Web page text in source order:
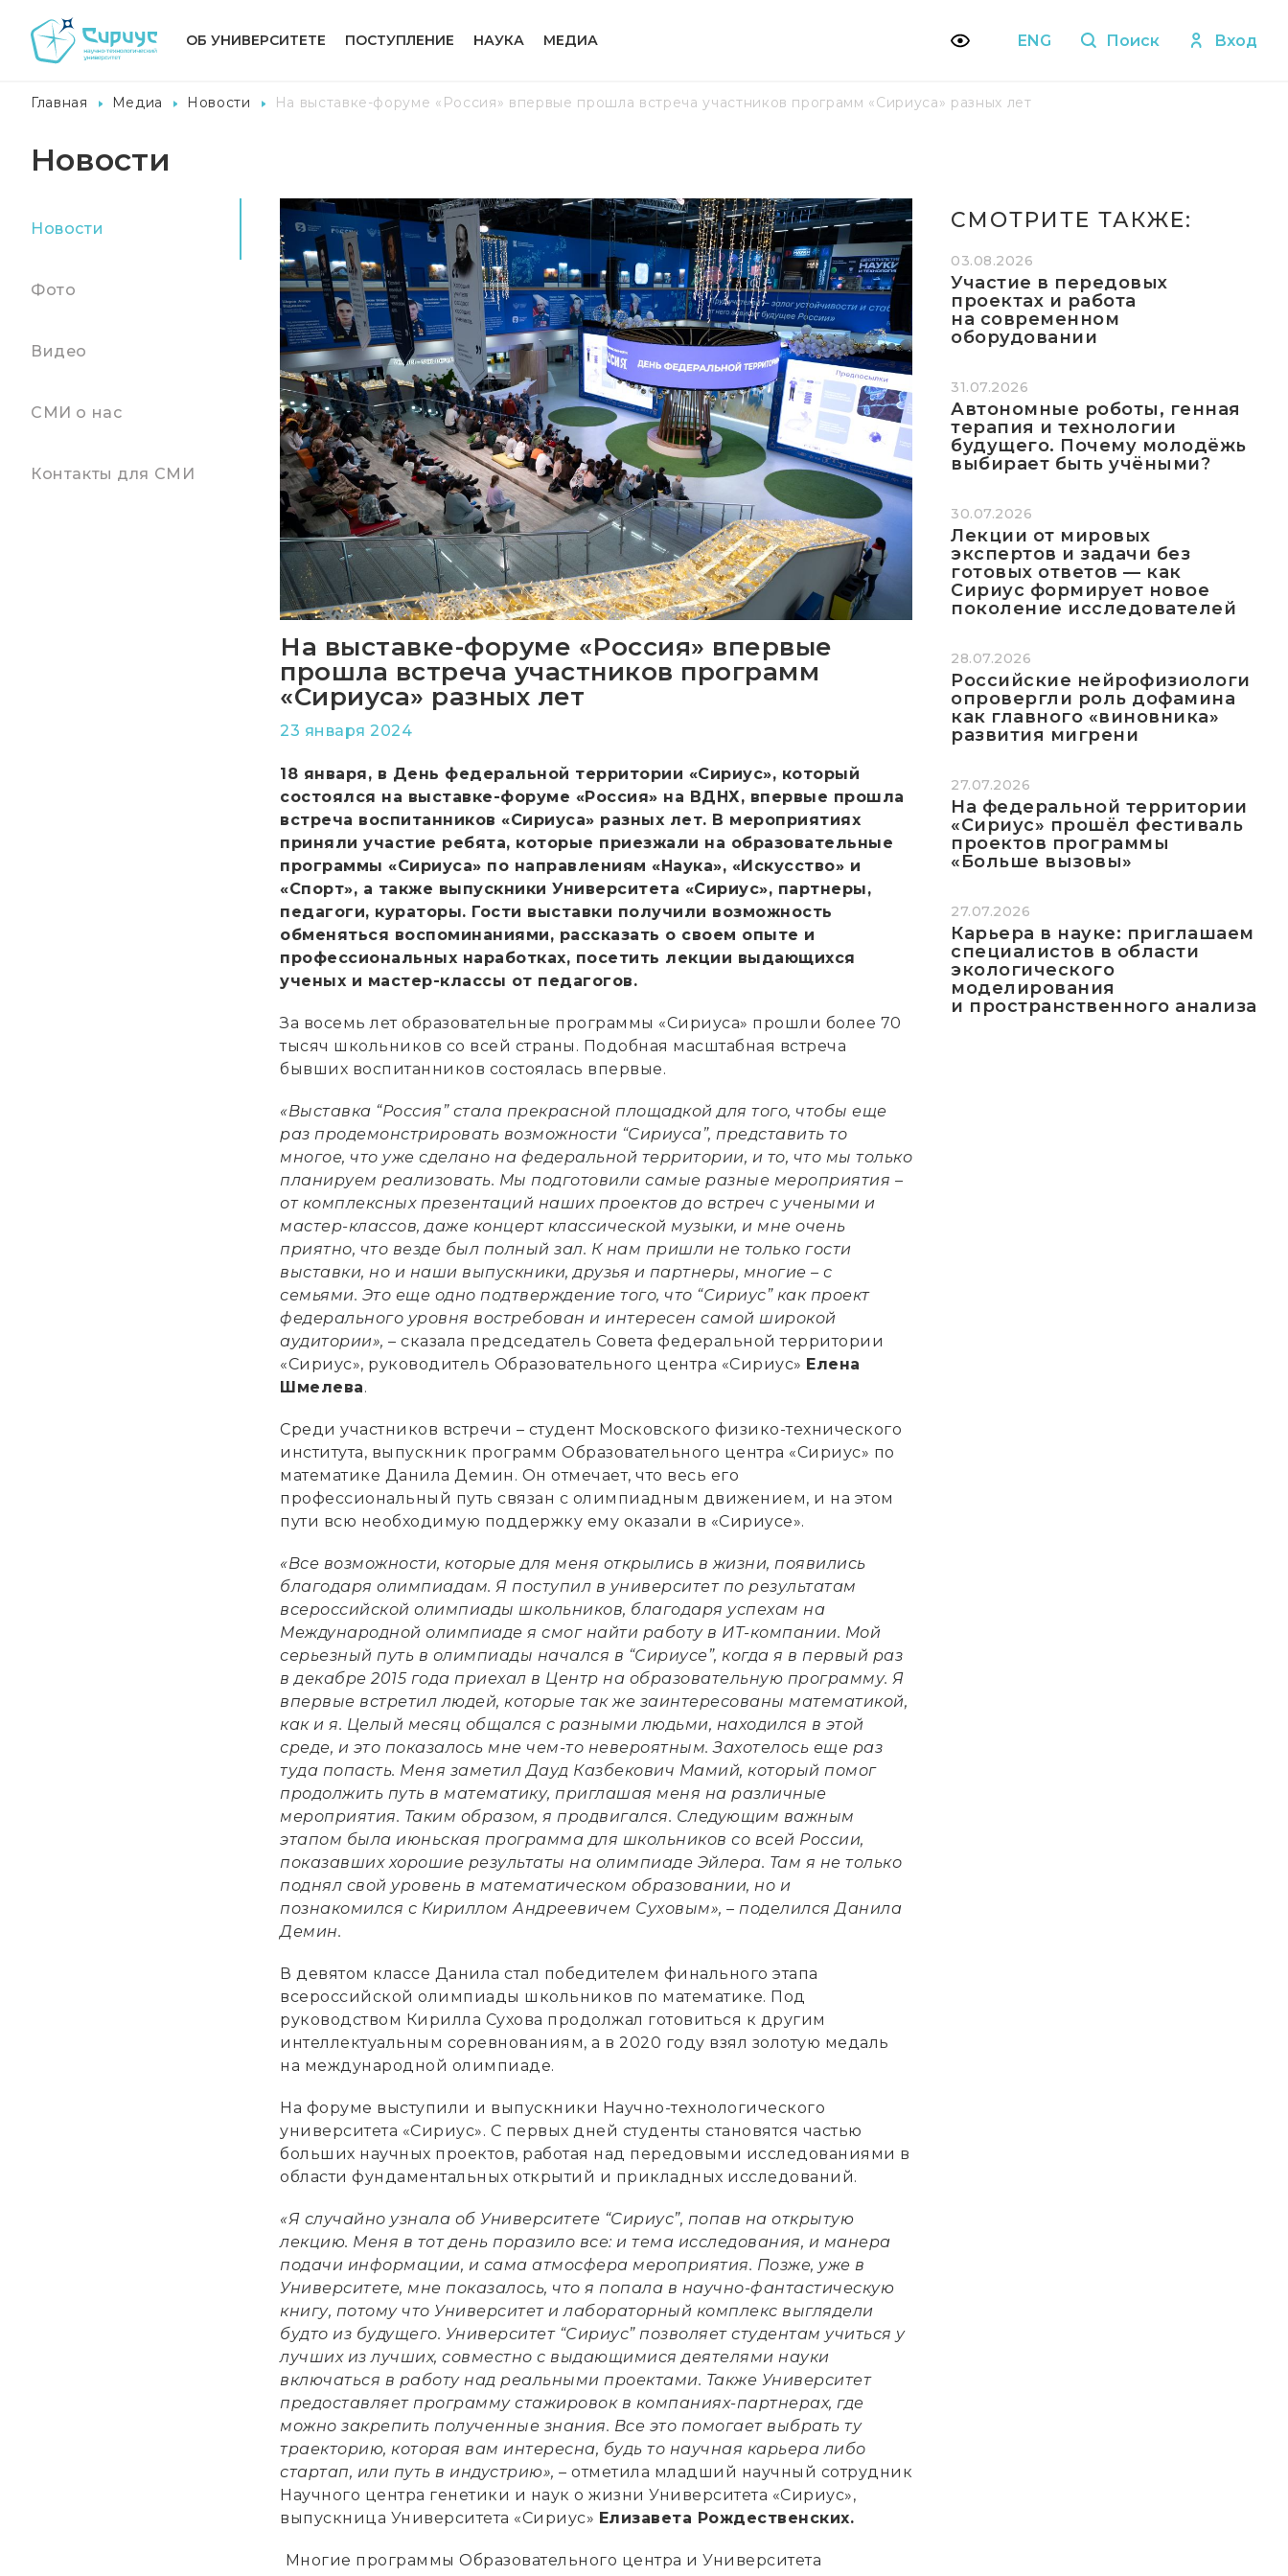
ОБ УНИВЕРСИТЕТЕ ПОСТУПЛЕНИЕ НАУКА МЕДИА ENG Поиск Вход
Главная Медиа Новости На выставке-форуме «Россия» впервые прошла встреча участников программ «Сириуса» разных лет
Новости
Новости
Фото
Видео
СМИ о нас
Контакты для СМИ
На выставке-форуме «Россия» впервые
прошла встреча участников программ
«Сириуса» разных лет
23 января 2024
18 января, в День федеральной территории «Сириус», который
состоялся на выставке-форуме «Россия» на ВДНХ, впервые прошла
встреча воспитанников «Сириуса» разных лет. В мероприятиях
приняли участие ребята, которые приезжали на образовательные
программы «Сириуса» по направлениям «Наука», «Искусство» и
«Спорт», а также выпускники Университета «Сириус», партнеры,
педагоги, кураторы. Гости выставки получили возможность
обменяться воспоминаниями, рассказать о своем опыте и
профессиональных наработках, посетить лекции выдающихся
ученых и мастер-классы от педагогов.
За восемь лет образовательные программы «Сириуса» прошли более 70
тысяч школьников со всей страны. Подобная масштабная встреча
бывших воспитанников состоялась впервые.
«Выставка “Россия” стала прекрасной площадкой для того, чтобы еще
раз продемонстрировать возможности “Сириуса”, представить то
многое, что уже сделано на федеральной территории, и то, что мы только
планируем реализовать. Мы подготовили самые разные мероприятия –
от комплексных презентаций наших проектов до встреч с учеными и
мастер-классов, даже концерт классической музыки, и мне очень
приятно, что везде был полный зал. К нам пришли не только гости
выставки, но и наши выпускники, друзья и партнеры, многие – с
семьями. Это еще одно подтверждение того, что “Сириус” как проект
федерального уровня востребован и интересен самой широкой
аудитории», – сказала председатель Совета федеральной территории
«Сириус», руководитель Образовательного центра «Сириус» Елена
Шмелева.
Среди участников встречи – студент Московского физико-технического
института, выпускник программ Образовательного центра «Сириус» по
математике Данила Демин. Он отмечает, что весь его
профессиональный путь связан с олимпиадным движением, и на этом
пути всю необходимую поддержку ему оказали в «Сириусе».
«Все возможности, которые для меня открылись в жизни, появились
благодаря олимпиадам. Я поступил в университет по результатам
всероссийской олимпиады школьников, благодаря успехам на
Международной олимпиаде я смог найти работу в ИТ-компании. Мой
серьезный путь в олимпиады начался в “Сириусе”, когда я в первый раз
в декабре 2015 года приехал в Центр на образовательную программу. Я
впервые встретил людей, которые так же заинтересованы математикой,
как и я. Целый месяц общался с разными людьми, находился в этой
среде, и это показалось мне чем-то невероятным. Захотелось еще раз
туда попасть. Меня заметил Дауд Казбекович Мамий, который помог
продолжить путь в математику, приглашая меня на различные
мероприятия. Таким образом, я продвигался. Следующим важным
этапом была июньская программа для школьников со всей России,
показавших хорошие результаты на олимпиаде Эйлера. Там я не только
поднял свой уровень в математическом образовании, но и
познакомился с Кириллом Андреевичем Суховым», – поделился Данила
Демин.
В девятом классе Данила стал победителем финального этапа
всероссийской олимпиады школьников по математике. Под
руководством Кирилла Сухова продолжал готовиться к другим
интеллектуальным соревнованиям, а в 2020 году взял золотую медаль
на международной олимпиаде.
На форуме выступили и выпускники Научно-технологического
университета «Сириус». С первых дней студенты становятся частью
больших научных проектов, работая над передовыми исследованиями в
области фундаментальных открытий и прикладных исследований.
«Я случайно узнала об Университете “Сириус”, попав на открытую
лекцию. Меня в тот день поразило все: и тема исследования, и манера
подачи информации, и сама атмосфера мероприятия. Позже, уже в
Университете, мне показалось, что я попала в научно-фантастическую
книгу, потому что Университет и лабораторный комплекс выглядели
будто из будущего. Университет “Сириус” позволяет студентам учиться у
лучших из лучших, совместно с выдающимися деятелями науки
включаться в работу над реальными проектами. Также Университет
предоставляет программу стажировок в компаниях-партнерах, где
можно закрепить полученные знания. Все это помогает выбрать ту
траекторию, которая вам интересна, будь то научная карьера либо
стартап, или путь в индустрию», – отметила младший научный сотрудник
Научного центра генетики и наук о жизни Университета «Сириус»,
выпускница Университета «Сириус» Елизавета Рождественских.
Многие программы Образовательного центра и Университета
СМОТРИТЕ ТАКЖЕ:
03.08.2026
Участие в передовых
проектах и работа
на современном
оборудовании
31.07.2026
Автономные роботы, генная
терапия и технологии
будущего. Почему молодёжь
выбирает быть учёными?
30.07.2026
Лекции от мировых
экспертов и задачи без
готовых ответов — как
Сириус формирует новое
поколение исследователей
28.07.2026
Российские нейрофизиологи
опровергли роль дофамина
как главного «виновника»
развития мигрени
27.07.2026
На федеральной территории
«Сириус» прошёл фестиваль
проектов программы
«Больше вызовы»
27.07.2026
Карьера в науке: приглашаем
специалистов в области
экологического
моделирования
и пространственного анализа